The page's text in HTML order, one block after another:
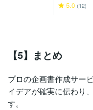
5.0 (12)
【5】まとめ
プロの企画書作成サー
イデアが確実に伝わり
す。